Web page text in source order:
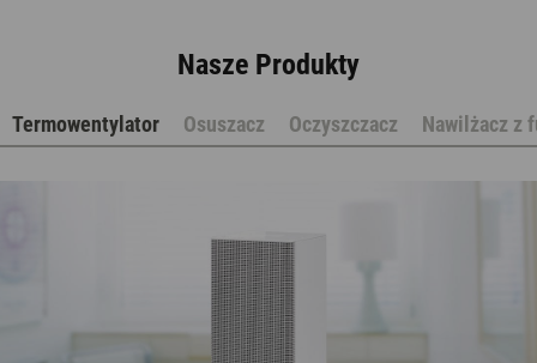
Nasze Produkty
Termowentylator Osuszacz Oczyszczacz Nawilżacz z